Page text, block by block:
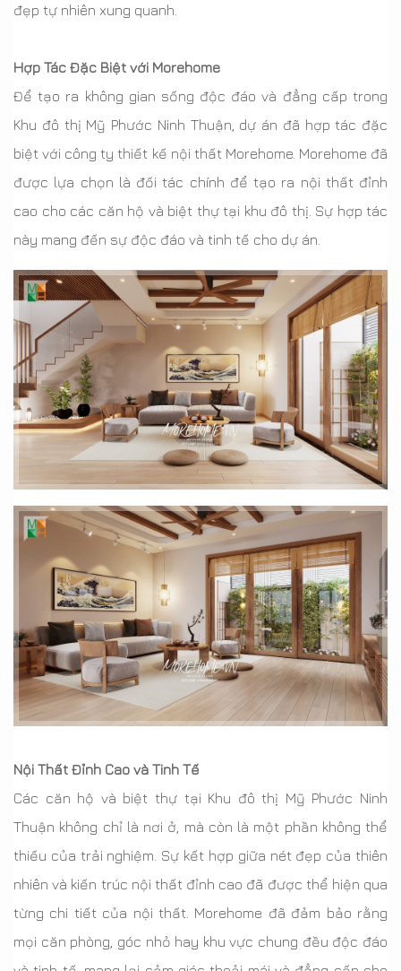
đẹp tự nhiên xung quanh.
Hợp Tác Đặc Biệt với Morehome
Để tạo ra không gian sống độc đáo và đẳng cấp trong
Khu đô thị Mỹ Phước Ninh Thuận, dự án đã hợp tác đặc
biệt với công ty thiết kế nội thất Morehome. Morehome đã
được lựa chọn là đối tác chính để tạo ra nội thất đỉnh
cao cho các căn hộ và biệt thự tại khu đô thị. Sự hợp tác
này mang đến sự độc đáo và tinh tế cho dự án.
Nội Thất Đỉnh Cao và Tinh Tế
Các căn hộ và biệt thự tại Khu đô thị Mỹ Phước Ninh
Thuận không chỉ là nơi ở, mà còn là một phần không thể
thiếu của trải nghiệm. Sự kết hợp giữa nét đẹp của thiên
nhiên và kiến trúc nội thất đỉnh cao đã được thể hiện qua
từng chi tiết của nội thất. Morehome đã đảm bảo rằng
mọi căn phòng, góc nhỏ hay khu vực chung đều độc đáo